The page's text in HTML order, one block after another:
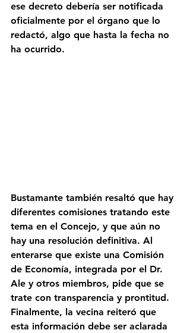
ese decreto debería ser notificada
oficialmente por el órgano que lo
redactó, algo que hasta la fecha no
ha ocurrido.
Bustamante también resaltó que hay
diferentes comisiones tratando este
tema en el Concejo, y que aún no
hay una resolución definitiva. Al
enterarse que existe una Comisión
de Economía, integrada por el Dr.
Ale y otros miembros, pide que se
trate con transparencia y prontitud.
Finalmente, la vecina reiteró que
esta información debe ser aclarada